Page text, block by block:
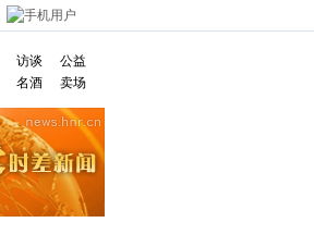
手机用户
访谈
公益
名酒 卖场